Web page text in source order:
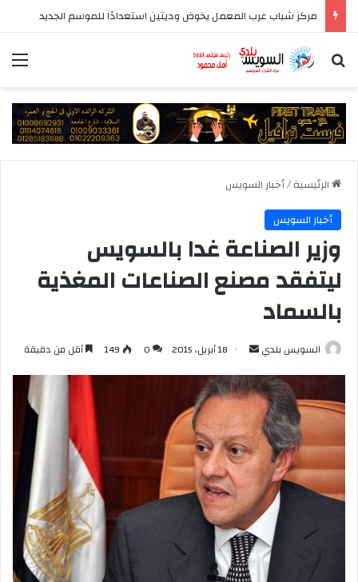
مركز شباب عرب المعمل يخوض وديتين استعدادًا للموسم الجديد
بحث عن
الرئيسية/أخبار السويس
أخبار السويس
وزير الصناعة غدا بالسويس
ليتفقد مصنع الصناعات المغذية
بالسماد
السويس بلدي
أرسل
إلكترونيا
18 أبريل، 2015 0
149 أقل من دقيقة